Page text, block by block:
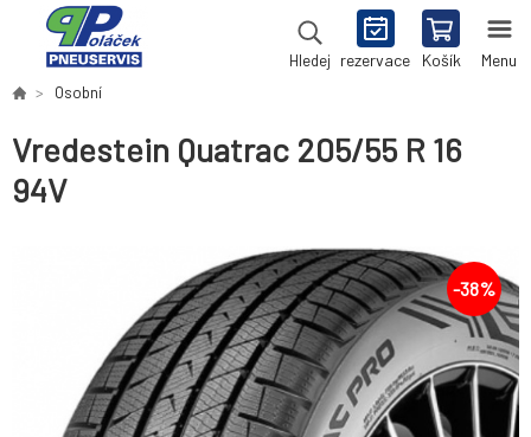
Hledej rezervace Košík Menu
Osobní
Vredestein Quatrac 205/55 R 16
94V
-38%